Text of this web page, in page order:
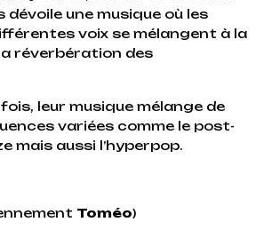
dévoile une musique où les
voix se mélangent à la
réverbération des
leur musique mélange de
variées comme le post-
mais aussi l’hyperpop.
Toméo)